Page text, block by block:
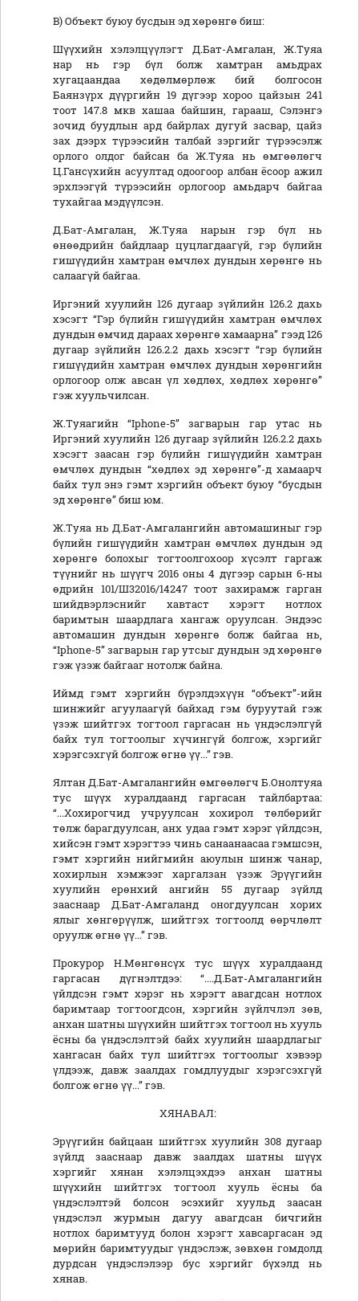
B) Объект буюу бусдын эд хөрөнгө биш:
Шүүхийн хэлэлцүүлэгт Д.Бат-Амгалан, Ж.Туяа
нар нь гэр бүл болж хамтран амьдрах
хугацаандаа хөдөлмөрлөж бий болгосон
Баянзүрх дүүргийн 19 дүгээр хороо цайзын 241
тоот 147.8 мкв хашаа байшин, гарааш, Сэлэнгэ
зочид буудлын ард байрлах дугуй засвар, цайз
зах дээрх түрээсийн талбай зэргийг түрээсэлж
орлого олдог байсан ба Ж.Туяа нь өмгөөлөгч
Ц.Гансүхийн асуултад одоогоор албан ёсоор ажил
эрхлээгүй түрээсийн орлогоор амьдарч байгаа
тухайгаа мэдүүлсэн.
Д.Бат-Амгалан, Ж.Туяа нарын гэр бүл нь
өнөөдрийн байдлаар цуцлагдаагүй, гэр бүлийн
гишүүдийн хамтран өмчлөх дундын хөрөнгө нь
салаагүй байгаа.
Иргэний хуулийн 126 дугаар зүйлийн 126.2 дахь
хэсэгт “Гэр бүлийн гишүүдийн хамтран өмчлөх
дундын өмчид дараах хөрөнгө хамаарна” гээд 126
дугаар зүйлийн 126.2.2 дахь хэсэгт “гэр бүлийн
гишүүдийн хамтран өмчлөх дундын хөрөнгийн
орлогоор олж авсан үл хөдлөх, хөдлөх хөрөнгө”
гэж хуульчилсан.
Ж.Туяагийн “Iphone-5” загварын гар утас нь
Иргэний хуулийн 126 дугаар зүйлийн 126.2.2 дахь
хэсэгт заасан гэр бүлийн гишүүдийн хамтран
өмчлөх дундын “хөдлөх эд хөрөнгө”-д хамаарч
байх тул энэ гэмт хэргийн объект буюу “бусдын
эд хөрөнгө” биш юм.
Ж.Туяа нь Д.Бат-Амгалангийн автомашиныг гэр
бүлийн гишүүдийн хамтран өмчлөх дундын эд
хөрөнгө болохыг тогтоолгохоор хүсэлт гаргаж
түүнийг нь шүүгч 2016 оны 4 дүгээр сарын 6-ны
өдрийн 101/Ш32016/14247 тоот захирамж гарган
шийдвэрлэснийг хавтаст хэрэгт нотлох
баримтын шаардлага хангаж оруулсан. Эндээс
автомашин дундын хөрөнгө болж байгаа нь,
“Iphone-5” загварын гар утсыг дундын эд хөрөнгө
гэж үзэж байгааг нотолж байна.
Иймд гэмт хэргийн бүрэлдэхүүн “объект”-ийн
шинжийг агуулаагүй байхад гэм буруутай гэж
үзэж шийтгэх тогтоол гаргасан нь үндэслэлгүй
байх тул тогтоолыг хүчингүй болгож, хэргийг
хэрэгсэхгүй болгож өгнө үү...” гэв.
Ялтан Д.Бат-Амгалангийн өмгөөлөгч Б.Онолтуяа
тус шүүх хуралдаанд гаргасан тайлбартаа:
“...Хохирогчид учруулсан хохирол төлбөрийг
төлж барагдуулсан, анх удаа гэмт хэрэг үйлдсэн,
хийсэн гэмт хэрэгтээ чинь санаанаасаа гэмшсэн,
гэмт хэргийн нийгмийн аюулын шинж чанар,
хохирлын хэмжээг харгалзан үзэж Эрүүгийн
хуулийн ерөнхий ангийн 55 дугаар зүйлд
зааснаар Д.Бат-Амгаланд оногдуулсан хорих
ялыг хөнгөрүүлж, шийтгэх тогтоолд өөрчлөлт
оруулж өгнө үү...” гэв.
Прокурор Н.Мөнгөнсүх тус шүүх хуралдаанд
гаргасан дүгнэлтдээ: “....Д.Бат-Амгалангийн
үйлдсэн гэмт хэрэг нь хэрэгт авагдсан нотлох
баримтаар тогтоогдсон, хэргийн зүйлчлэл зөв,
анхан шатны шүүхийн шийтгэх тогтоол нь хууль
ёсны ба үндэслэлтэй байх хуулийн шаардлагыг
хангасан байх тул шийтгэх тогтоолыг хэвээр
үлдээж, давж заалдах гомдлуудыг хэрэгсэхгүй
болгож өгнө үү...” гэв.
ХЯНАВАЛ:
Эрүүгийн байцаан шийтгэх хуулийн 308 дугаар
зүйлд зааснаар давж заалдах шатны шүүх
хэргийг хянан хэлэлцэхдээ анхан шатны
шүүхийн шийтгэх тогтоол хууль ёсны ба
үндэслэлтэй болсон эсэхийг хуульд заасан
үндэслэл журмын дагуу авагдсан бичгийн
нотлох баримтууд болон хэрэгт хавсаргасан эд
мөрийн баримтуудыг үндэслэж, зөвхөн гомдолд
дурдсан үндэслэлээр бус хэргийг бүхэлд нь
хянав.